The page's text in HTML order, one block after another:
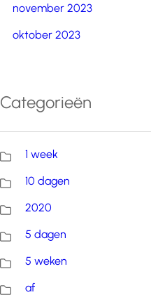
november 2023
oktober 2023
Categorieën
1 week
10 dagen
2020
5 dagen
5 weken
af